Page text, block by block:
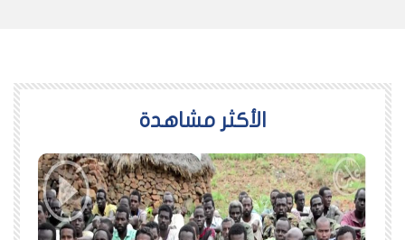
اﻷكثر مشاهدة